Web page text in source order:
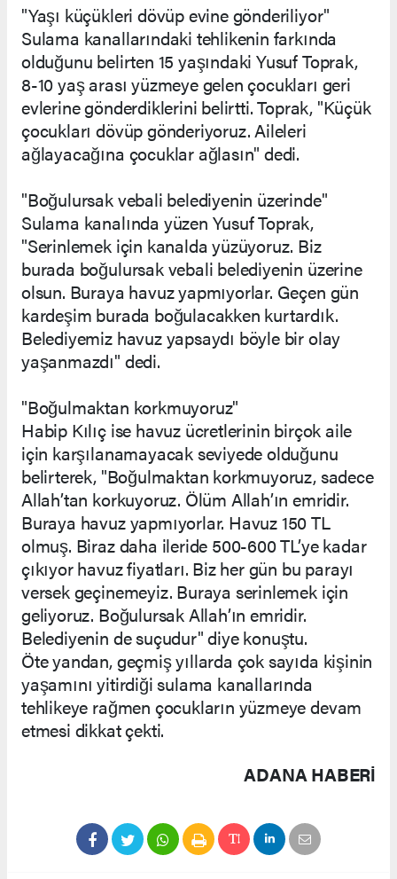
"Yaşı küçükleri dövüp evine gönderiliyor"
Sulama kanallarındaki tehlikenin farkında
olduğunu belirten 15 yaşındaki Yusuf Toprak,
8-10 yaş arası yüzmeye gelen çocukları geri
evlerine gönderdiklerini belirtti. Toprak, "Küçük
çocukları dövüp gönderiyoruz. Aileleri
ağlayacağına çocuklar ağlasın" dedi.
"Boğulursak vebali belediyenin üzerinde"
Sulama kanalında yüzen Yusuf Toprak,
"Serinlemek için kanalda yüzüyoruz. Biz
burada boğulursak vebali belediyenin üzerine
olsun. Buraya havuz yapmıyorlar. Geçen gün
kardeşim burada boğulacakken kurtardık.
Belediyemiz havuz yapsaydı böyle bir olay
yaşanmazdı" dedi.
"Boğulmaktan korkmuyoruz"
Habip Kılıç ise havuz ücretlerinin birçok aile
için karşılanamayacak seviyede olduğunu
belirterek, "Boğulmaktan korkmuyoruz, sadece
Allah’tan korkuyoruz. Ölüm Allah’ın emridir.
Buraya havuz yapmıyorlar. Havuz 150 TL
olmuş. Biraz daha ileride 500-600 TL’ye kadar
çıkıyor havuz fiyatları. Biz her gün bu parayı
versek geçinemeyiz. Buraya serinlemek için
geliyoruz. Boğulursak Allah’ın emridir.
Belediyenin de suçudur" diye konuştu.
Öte yandan, geçmiş yıllarda çok sayıda kişinin
yaşamını yitirdiği sulama kanallarında
tehlikeye rağmen çocukların yüzmeye devam
etmesi dikkat çekti.
ADANA HABERİ